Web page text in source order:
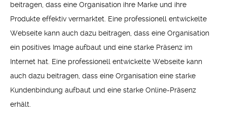
beitragen, dass eine Organisation ihre Marke und ihre
Produkte effektiv vermarktet. Eine professionell entwickelte
Webseite kann auch dazu beitragen, dass eine Organisation
ein positives Image aufbaut und eine starke Präsenz im
Internet hat. Eine professionell entwickelte Webseite kann
auch dazu beitragen, dass eine Organisation eine starke
Kundenbindung aufbaut und eine starke Online-Präsenz
erhält.